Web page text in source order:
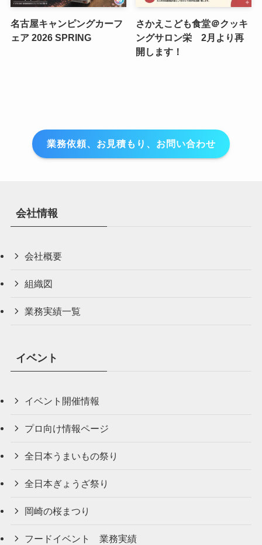
名古屋キャンピングカーフ
ェア 2026 SPRING
さかえこども食堂＠クッキ
ングサロン栄 2月より再
開します！
業務依頼、お見積もり、お問い合わせ
会社情報
会社概要
組織図
業務実績一覧
イベント
イベント開催情報
プロ向け情報ページ
全日本うまいもの祭り
全日本ぎょうざ祭り
岡崎の桜まつり
フードイベント 業務実績